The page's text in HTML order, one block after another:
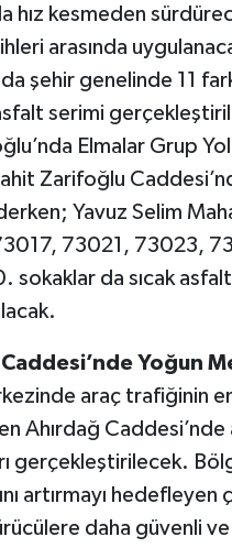
hız kesmeden
arasında
şehir genelinde 11
serimi
Elmalar Grup
Zarifoğlu
Yavuz Selim
73021, 73023,
sokaklar da sıcak
Yoğun
araç trafiğinin
Ahırdağ
gerçekleştirilecek.
artırmayı hedefleyen
daha güvenli